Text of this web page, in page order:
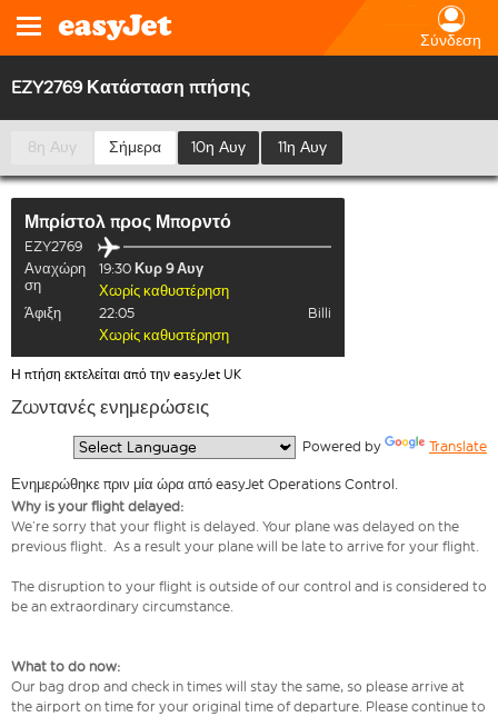
Σύνδεση
EZY2769 Κατάσταση πτήσης
8η Αυγ Σήμερα 10η Αυγ 11η Αυγ
Μπρίστολ προς Μπορντό
EZY2769
Αναχώρη
ση
19:30 Κυρ 9 Αυγ
Χωρίς καθυστέρηση
Άφιξη
22:05
Billi
Χωρίς καθυστέρηση
Η πτήση εκτελείται από την easyJet UK
Ζωντανές ενημερώσεις
Powered by Translate
Ενημερώθηκε πριν μία ώρα από easyJet Operations Control.
Why is your flight delayed:
We’re sorry that your flight is delayed. Your plane was delayed on the
previous flight. As a result your plane will be late to arrive for your flight.
The disruption to your flight is outside of our control and is considered to
be an extraordinary circumstance.
What to do now:
Our bag drop and check in times will stay the same, so please arrive at
the airport on time for your original time of departure. Please continue to